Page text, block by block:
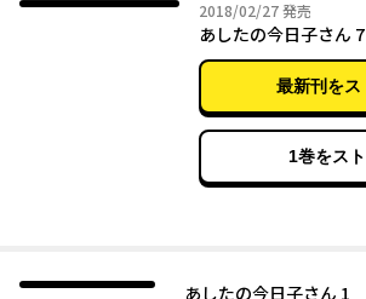
2018/02/272018年02月
発売
あしたの今日子さん 7
最新刊をス
1巻をス
あしたの今日子さん 1